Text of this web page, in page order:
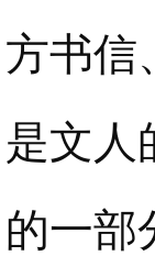
方书信
是文人
的一部